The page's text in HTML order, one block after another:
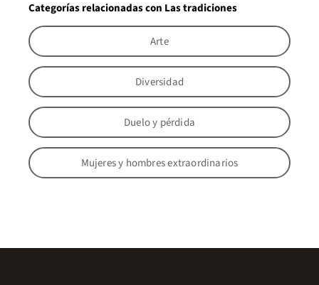
Categorías relacionadas con Las tradiciones
Arte
Diversidad
Duelo y pérdida
Mujeres y hombres extraordinarios